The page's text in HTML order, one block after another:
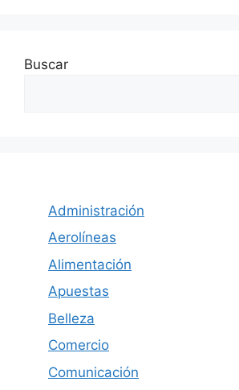
Buscar
Administración
Aerolíneas
Alimentación
Apuestas
Belleza
Comercio
Comunicación